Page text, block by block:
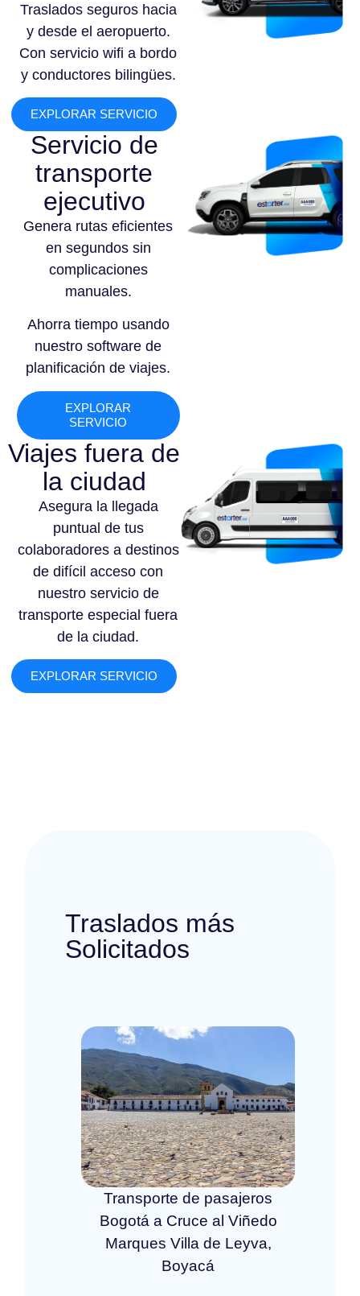
Traslados seguros hacia
y desde el aeropuerto.
Con servicio wifi a bordo
y conductores bilingües.
EXPLORAR SERVICIO
Servicio de
transporte
ejecutivo
Genera rutas eficientes
en segundos sin
complicaciones
manuales.
Ahorra tiempo usando
nuestro software de
planificación de viajes.
EXPLORAR
SERVICIO
Viajes fuera de
la ciudad
Asegura la llegada
puntual de tus
colaboradores a destinos
de difícil acceso con
nuestro servicio de
transporte especial fuera
de la ciudad.
EXPLORAR SERVICIO
Traslados más
Solicitados
Transporte de pasajeros
Bogotá a Cruce al Viñedo
Marques Villa de Leyva,
Boyacá